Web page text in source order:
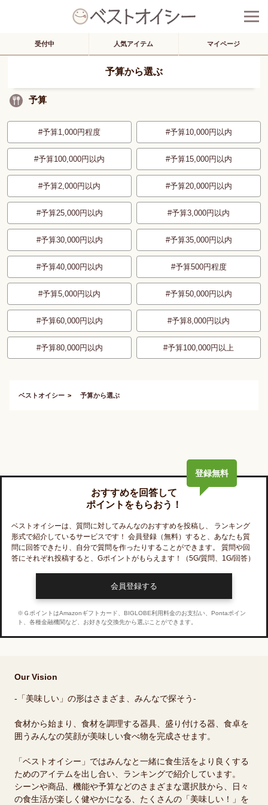
受付中 人気アイテム マイページ
予算から選ぶ
予算
予算1,000円程度 予算10,000円以内
予算100,000円以内 予算15,000円以内
予算2,000円以内 予算20,000円以内
予算25,000円以内 予算3,000円以内
予算30,000円以内 予算35,000円以内
予算40,000円以内 予算500円程度
予算5,000円以内 予算50,000円以内
予算60,000円以内 予算8,000円以内
予算80,000円以内 予算100,000円以上
ベストオイシー 予算から選ぶ
登録無料
おすすめを回答して
ポイントをもらおう！
ベストオイシーは、質問に対してみんなのおすすめを投稿し、 ランキング
形式で紹介しているサービスです！ 会員登録（無料）すると、あなたも質
問に回答できたり、自分で質問を作ったりすることができます。 質問や回
答にそれぞれ投稿すると、Gポイントがもらえます！
（5G/質問、1G/回答）
会員登録する
※ＧポイントはAmazonギフトカード、BIGLOBE利用料金のお支払い、Pontaポイン
ト、各種金融機関など、お好きな交換先から選ぶことができます。
Our Vision
-「美味しい」の形はさまざま、みんなで探そう-
食材から始まり、食材を調理する器具、盛り付ける器、食卓を
囲うみんなの笑顔が美味しい食べ物を完成させます。
「ベストオイシー」ではみんなと一緒に食生活をより良くする
ためのアイテムを出し合い、ランキングで紹介しています。
シーンや商品、機能や予算などのさまざまな選択肢から、日々
の食生活が楽しく健やかになる、たくさんの「美味しい！」を